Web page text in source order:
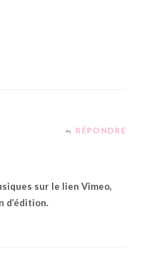
RÉPONDRE
sur le lien Vimeo,
d’édition.